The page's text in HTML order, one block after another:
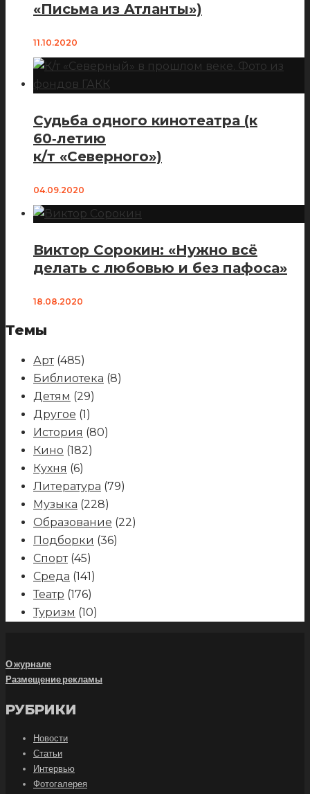
«Письма из Атланты»)
11.10.2020
Судьба одного кинотеатра (к
60‑летию
к/т «Северного»)
04.09.2020
Виктор Сорокин: «Нужно всё
делать с любовью и без пафоса»
18.08.2020
Темы
Арт(485)
Библиотека (8)
Детям (29)
Другое (1)
История (80)
Кино (182)
Кухня (6)
Литература (79)
Музыка (228)
Образование (22)
Подборки (36)
Спорт(45)
Среда (141)
Театр (176)
Туризм (10)
О журнале
Размещение рекламы
РУБРИКИ
Новости
Статьи
Интервью
Фотогалерея